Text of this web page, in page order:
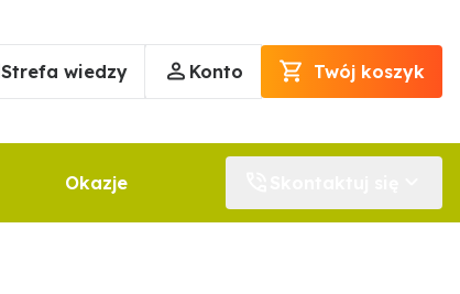
Strefa wiedzy Konto Twój koszyk
Okazje